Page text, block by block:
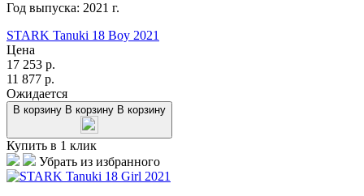
Год выпуска: 2021 г.
STARK Tanuki 18 Boy 2021
Цена
17 253 р.
11 877 р.
Ожидается
В корзину В корзину В корзину
Купить в 1 клик
Убрать из избранного